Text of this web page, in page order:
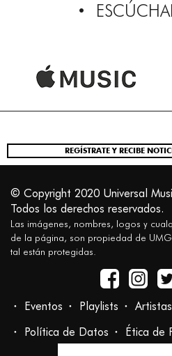
REGÍSTRATE Y RECIBE
© Copyright 2020 Universal
Todos los derechos reservados.
Las imágenes, nombres, logos y
de la página, son propiedad de
tal están protegidas.
Eventos Playlists Artistas
Política de Datos
Ética de